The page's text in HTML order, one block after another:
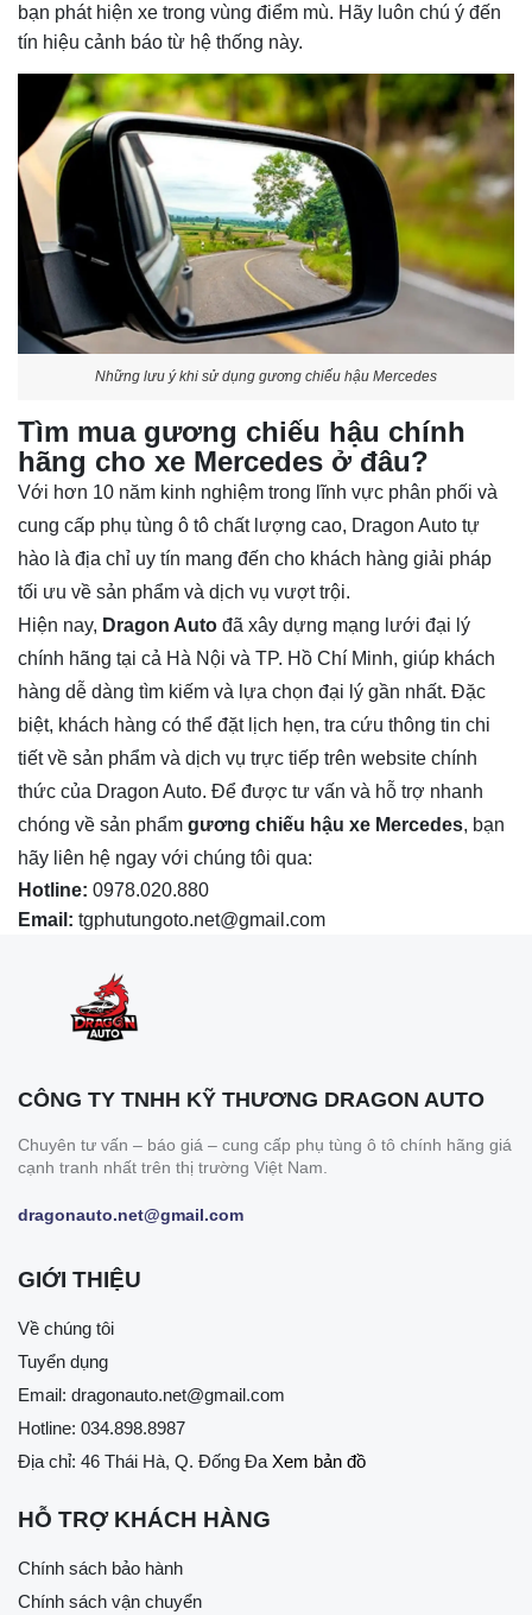
bạn phát hiện xe trong vùng điểm mù. Hãy luôn chú ý đến
tín hiệu cảnh báo từ hệ thống này.
Những lưu ý khi sử dụng gương chiếu hậu Mercedes
Tìm mua gương chiếu hậu chính
hãng cho xe Mercedes ở đâu?
Với hơn 10 năm kinh nghiệm trong lĩnh vực phân phối và
cung cấp phụ tùng ô tô chất lượng cao, Dragon Auto tự
hào là địa chỉ uy tín mang đến cho khách hàng giải pháp
tối ưu về sản phẩm và dịch vụ vượt trội.
Hiện nay, Dragon Auto đã xây dựng mạng lưới đại lý
chính hãng tại cả Hà Nội và TP. Hồ Chí Minh, giúp khách
hàng dễ dàng tìm kiếm và lựa chọn đại lý gần nhất. Đặc
biệt, khách hàng có thể đặt lịch hẹn, tra cứu thông tin chi
tiết về sản phẩm và dịch vụ trực tiếp trên website chính
thức của Dragon Auto. Để được tư vấn và hỗ trợ nhanh
chóng về sản phẩm gương chiếu hậu xe Mercedes, bạn
hãy liên hệ ngay với chúng tôi qua:
Hotline: 0978.020.880
Email: tgphutungoto.net@gmail.com
CÔNG TY TNHH KỸ THƯƠNG DRAGON AUTO
Chuyên tư vấn – báo giá – cung cấp phụ tùng ô tô chính hãng giá
cạnh tranh nhất trên thị trường Việt Nam.
dragonauto.net@gmail.com
GIỚI THIỆU
Về chúng tôi
Tuyển dụng
Email: dragonauto.net@gmail.com
Hotline: 034.898.8987
Địa chỉ: 46 Thái Hà, Q. Đống Đa Xem bản đồ
HỖ TRỢ KHÁCH HÀNG
Chính sách bảo hành
Chính sách vận chuyển